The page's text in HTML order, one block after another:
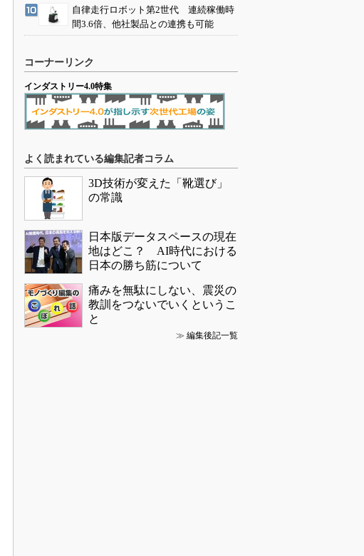
自律走行ロボット第2世代 連続稼働時
間3.6倍、他社製品との連携も可能
コーナーリンク
インダストリー4.0特集
よく読まれている編集記者コラム
3D技術が変えた「靴選び」
の常識
日本版データスペースの現在
地はどこ？ AI時代における
日本の勝ち筋について
痛みを無駄にしない、震災の
教訓をつないでいくというこ
と
≫ 編集後記一覧